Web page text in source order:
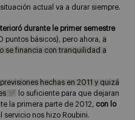
actual va a durar siempre.
durante le primer semestre
puntos básicos), pero ahora, a
se financia con tranquilidad a
hechas en 2011 y quizá
lo suficiente para que dejaran
la primera parte de 2012, con lo
servicio nos hizo Roubini.